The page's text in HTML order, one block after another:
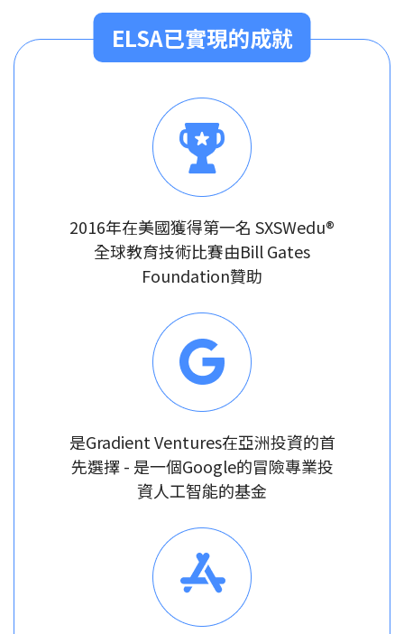
ELSA已實現的成就
2016年在美國獲得第一名 SXSWedu®
全球教育技術比賽由Bill Gates
Foundation贊助
是Gradient Ventures在亞洲投資的首
先選擇 - 是一個Google的冒險專業投
資人工智能的基金